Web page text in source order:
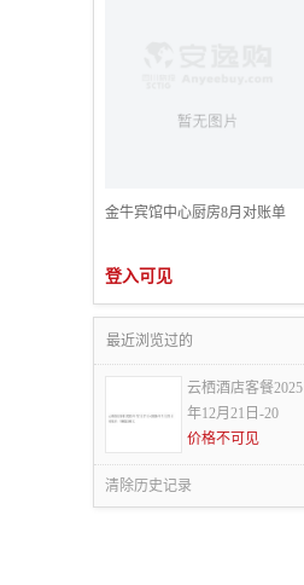
金牛宾馆中心厨房8月对账单
登入可见
最近浏览过的
云栖酒店客餐2025
年12月21日-20
价格不可见
清除历史记录